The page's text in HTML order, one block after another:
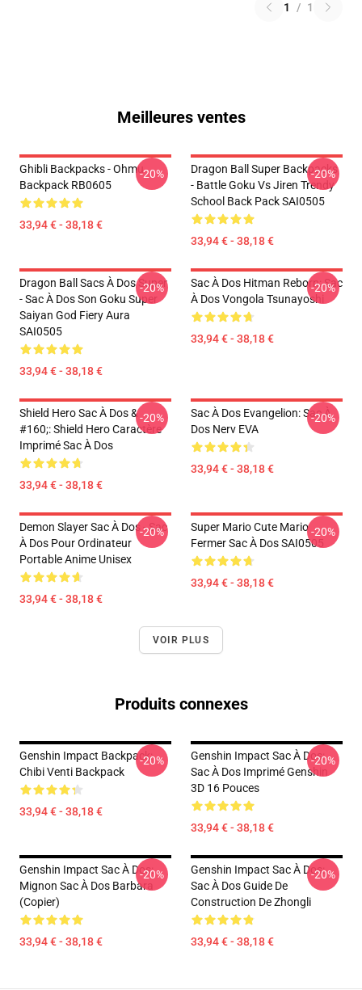
1 / 1
Meilleures ventes
Ghibli Backpacks - Ohmu
Backpack RB0605
33,94 € - 38,18 €
-20%
Dragon Ball Super Backpacks
- Battle Goku Vs Jiren Trendy
School Back Pack SAI0505
33,94 € - 38,18 €
-20%
Dragon Ball Sacs À Dos Super
- Sac À Dos Son Goku Super
Saiyan God Fiery Aura
SAI0505
33,94 € - 38,18 €
-20%
Sac À Dos Hitman Reborn: Sac
À Dos Vongola Tsunayoshi
33,94 € - 38,18 €
-20%
Shield Hero Sac À Dos &
#160;: Shield Hero Caractère
Imprimé Sac À Dos
33,94 € - 38,18 €
-20%
Sac À Dos Evangelion: Sac À
Dos Nerv EVA
33,94 € - 38,18 €
-20%
Demon Slayer Sac À Dos - Sac
À Dos Pour Ordinateur
Portable Anime Unisex
33,94 € - 38,18 €
-20%
Super Mario Cute Mario
Fermer Sac À Dos SAI0505
33,94 € - 38,18 €
-20%
VOIR PLUS
Produits connexes
Genshin Impact Backpack:
Chibi Venti Backpack
33,94 € - 38,18 €
-20%
Genshin Impact Sac À Dos:
Sac À Dos Imprimé Genshin
3D 16 Pouces
33,94 € - 38,18 €
-20%
Genshin Impact Sac À Dos:
Mignon Sac À Dos Barbara
(Copier)
33,94 € - 38,18 €
-20%
Genshin Impact Sac À Dos:
Sac À Dos Guide De
Construction De Zhongli
33,94 € - 38,18 €
-20%